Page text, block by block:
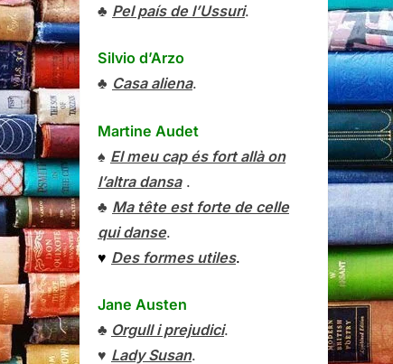
♣ Pel país de l’Ussuri.
Silvio d’Arzo
♣ Casa aliena.
Martine Audet
♠ El meu cap és fort allà on
l’altra dansa.
♣ Ma tête est forte de celle
qui danse.
♥ Des formes utiles.
Jane Austen
♣ Orgull i prejudici.
♥ Lady Susan.